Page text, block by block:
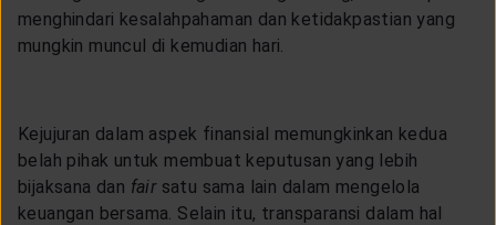
menghindari kesalahpahaman dan ketidakpastian yang
mungkin muncul di kemudian hari.
Kejujuran dalam aspek finansial memungkinkan kedua
belah pihak untuk membuat keputusan yang lebih
bijaksana dan fair satu sama lain dalam mengelola
keuangan bersama. Selain itu, transparansi dalam hal